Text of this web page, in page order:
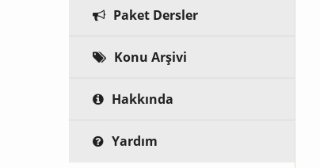
Paket Dersler
Konu Arşivi
Hakkında
Yardım